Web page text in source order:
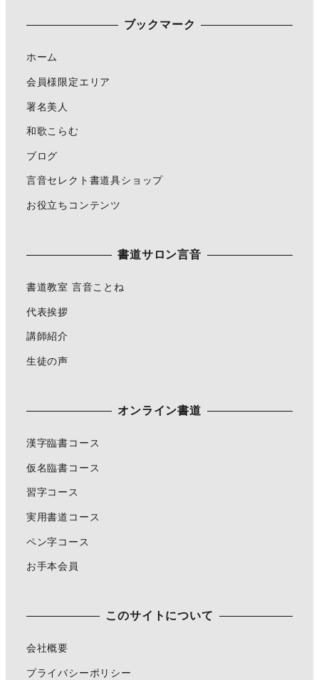
ブックマーク
ホーム
会員様限定エリア
署名美人
和歌こらむ
ブログ
言音セレクト書道具ショップ
お役立ちコンテンツ
書道サロン言音
書道教室 言音ことね
代表挨拶
講師紹介
生徒の声
オンライン書道
漢字臨書コース
仮名臨書コース
習字コース
実用書道コース
ペン字コース
お手本会員
このサイトについて
会社概要
プライバシーポリシー